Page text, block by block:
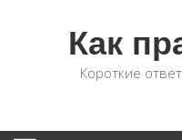
Как
Короткие